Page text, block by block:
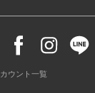
ウント一覧